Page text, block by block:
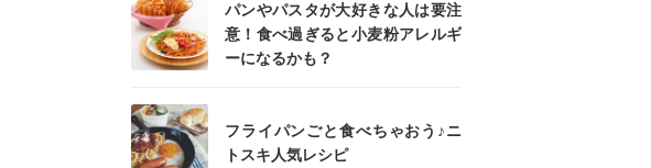
パンやパスタが大好きな人は要注
意！食べ過ぎると小麦粉アレルギ
ーになるかも？
フライパンごと食べちゃおう♪ニ
トスキ人気レシピ